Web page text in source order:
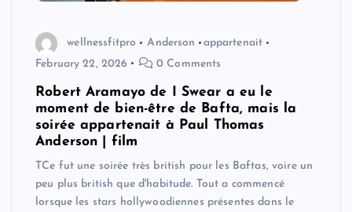
wellnessfitpro Anderson
appartenait
February 22, 2026
0 Comments
Robert Aramayo de I Swear a eu le
moment de bien-être de Bafta, mais la
soirée appartenait à Paul Thomas
Anderson | film
TCe fut une soirée très british pour les Baftas, voire un
peu plus british que d'habitude. Tout a commencé
lorsque les stars hollywoodiennes présentes dans le